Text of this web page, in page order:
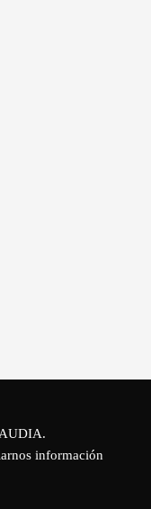
.
información